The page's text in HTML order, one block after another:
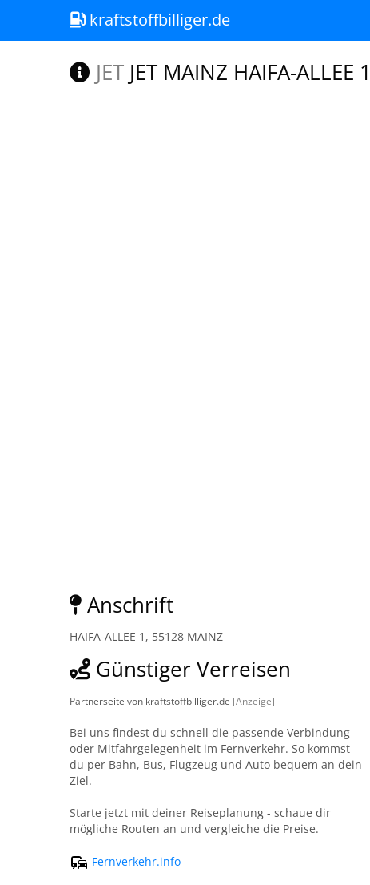
kraftstoffbilliger.de
JET JET MAINZ HAIFA-ALLEE
Anschrift
HAIFA-ALLEE 1, 55128 MAINZ
Günstiger Verreisen
Partnerseite von kraftstoffbilliger.de [Anzeige]
Bei uns findest du schnell die passende Verbindung
oder Mitfahrgelegenheit im Fernverkehr. So kommst
du per Bahn, Bus, Flugzeug und Auto bequem an dein
Ziel.
Starte jetzt mit deiner Reiseplanung - schaue dir
mögliche Routen an und vergleiche die Preise.
Fernverkehr.info